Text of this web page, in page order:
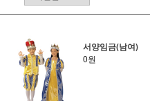
서양임금(남여)
0원